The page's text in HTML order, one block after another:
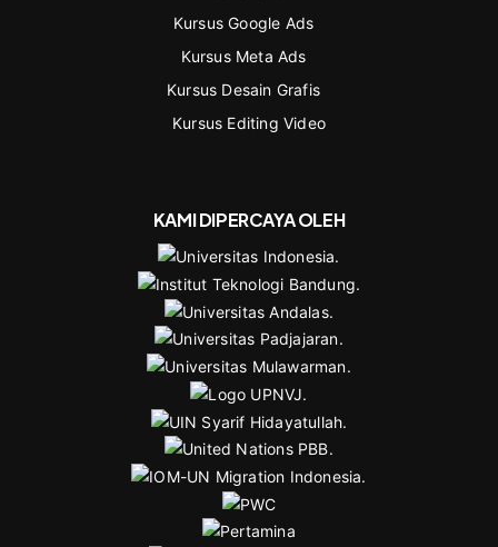
Kursus Google Ads
Kursus Meta Ads
Kursus Desain Grafis
Kursus Editing Video
KAMI DIPERCAYA OLEH